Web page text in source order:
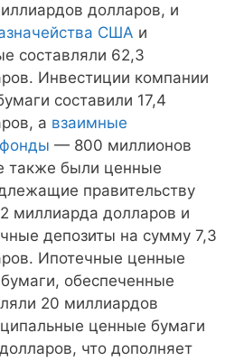
долларов, и
США и
составляли 62,3
Инвестиции компании
составили 17,4
а взаимные
— 800 миллионов
также были ценные
правительству
миллиарда долларов и
депозиты на сумму 7,3
Ипотечные ценные
обеспеченные
20 миллиардов
ценные бумаги
что дополняет